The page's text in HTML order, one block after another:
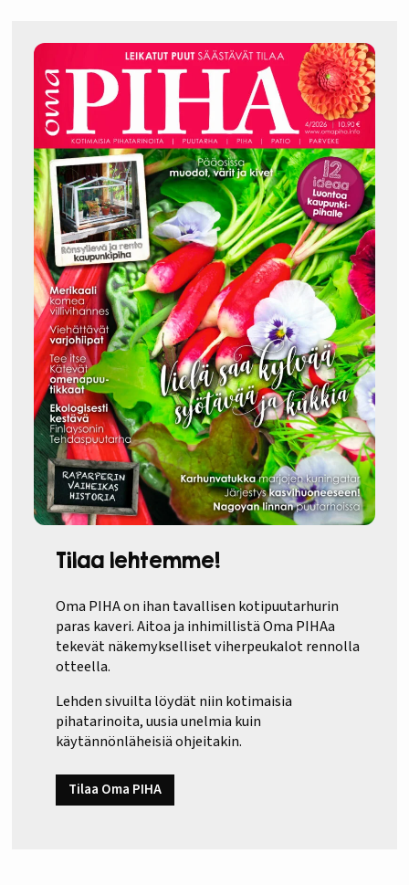
Tilaa lehtemme!
Oma PIHA on ihan tavallisen kotipuutarhurin
paras kaveri. Aitoa ja inhimillistä Oma PIHAa
tekevät näkemykselliset viherpeukalot rennolla
otteella.
Lehden sivuilta löydät niin kotimaisia
pihatarinoita, uusia unelmia kuin
käytännönläheisiä ohjeitakin.
Tilaa Oma PIHA